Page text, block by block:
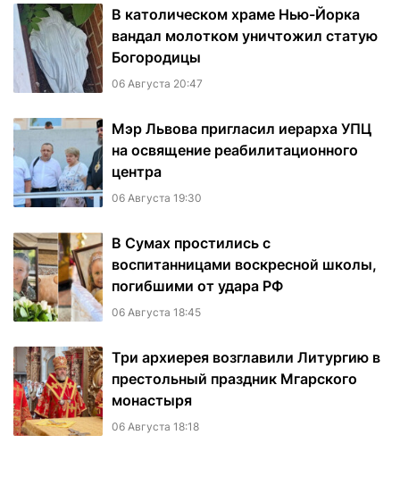
В католическом храме Нью-Йорка
вандал молотком уничтожил статую
Богородицы
06 Августа 20:47
Мэр Львова пригласил иерарха УПЦ
на освящение реабилитационного
центра
06 Августа 19:30
В Сумах простились с
воспитанницами воскресной школы,
погибшими от удара РФ
06 Августа 18:45
Три архиерея возглавили Литургию в
престольный праздник Мгарского
монастыря
06 Августа 18:18